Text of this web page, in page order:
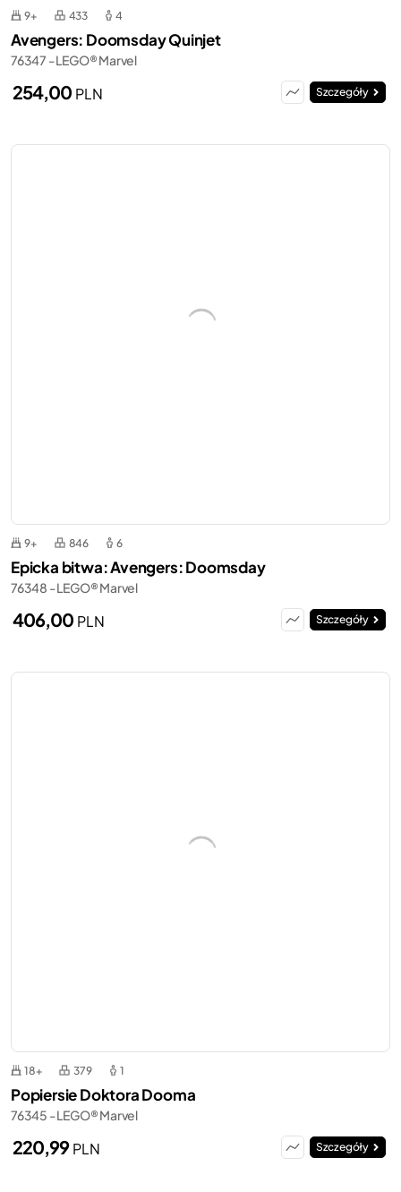
9+ 433 4
Avengers: Doomsday Quinjet
76347 - LEGO® Marvel
254,00 PLN Szczegóły
9+ 846 6
Epicka bitwa: Avengers: Doomsday
76348 - LEGO® Marvel
406,00 PLN Szczegóły
18+ 379 1
Popiersie Doktora Dooma
76345 - LEGO® Marvel
220,99PLN Szczegóły